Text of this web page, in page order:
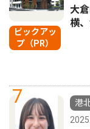
ピックアッ
プ（PR）
大
横
7
港